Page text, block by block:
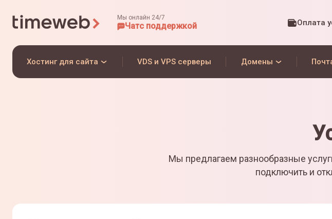
Мы онлайн 24/7
Чатс поддержкой Оплата
Хостинг для сайта VDS и VPS серверы Домены
Мы предлагаем разнообразные
подключить и